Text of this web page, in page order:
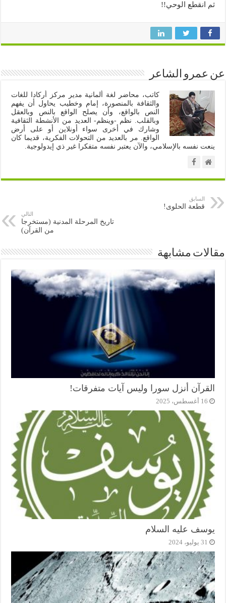
ثم انقطع الوحي!!
عن عمرو الشاعر
كاتب، محاضر لغة ألمانية مدير مركز أركادا للغات
والثقافة بالمنصورة، إمام وخطيب يحاول أن يفهم
النص بالواقع، وأن يصلح الواقع بالنص وبالعقل
وبالقلب. نظم -وينظم- العديد من الأنشطة الثقافية
وشارك في أخرى سواء أونلاين أو على أرض
الواقع. مر بالعديد من التحولات الفكرية، قديما كان
ينعت نفسه بالإسلامي، والآن يعتبر نفسه متفكرا غير ذي إيدولوجية.
السابق
قطعة الحلوى!
التالي
تاريخ المرحلة المدنية (مستخرجا
من القرآن)
مقالات مشابهة
القرآن أنزل سورا وليس آيات متفرقات!
16 أغسطس، 2025
يوسف عليه السلام
31 يوليو، 2024